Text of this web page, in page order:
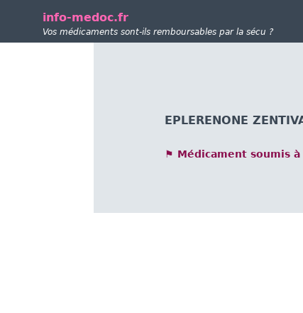
info-medoc.fr
Vos médicaments sont-ils remboursables par la sécu ?
EPLERENONE
⚑ Médicament soumis